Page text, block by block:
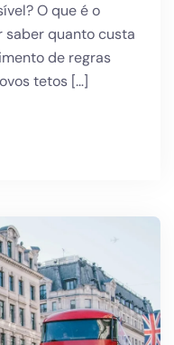
O que é o
saber quanto custa
de regras
tetos […]